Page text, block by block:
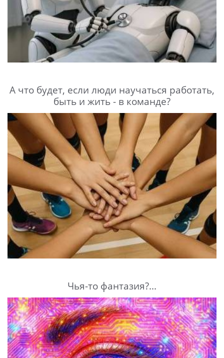
А что будет, если люди научаться работать,
быть и жить - в команде?
Чья-то фантазия?...